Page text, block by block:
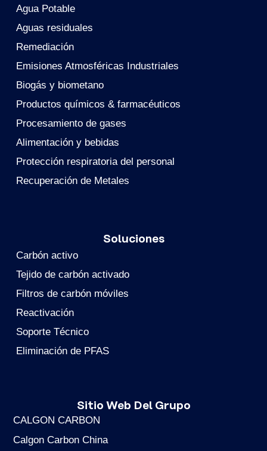
Agua Potable
Aguas residuales
Remediación
Emisiones Atmosféricas Industriales
Biogás y biometano
Productos químicos & farmacéuticos
Procesamiento de gases
Alimentación y bebidas
Protección respiratoria del personal
Recuperación de Metales
Soluciones
Carbón activo
Tejido de carbón activado
Filtros de carbón móviles
Reactivación
Soporte Técnico
Eliminación de PFAS
Sitio Web Del Grupo
CALGON CARBON
Calgon Carbon China